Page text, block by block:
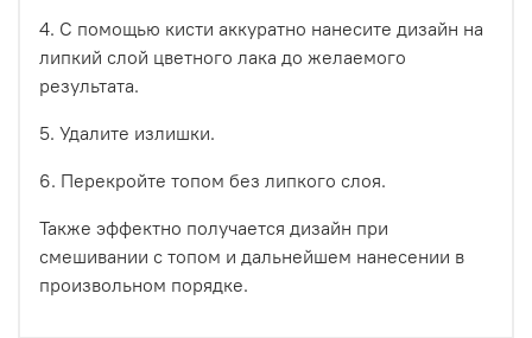
4. С помощью кисти аккуратно нанесите дизайн на
липкий слой цветного лака до желаемого
результата.
5. Удалите излишки.
6. Перекройте топом без липкого слоя.
Также эффектно получается дизайн при
смешивании с топом и дальнейшем нанесении в
произвольном порядке.